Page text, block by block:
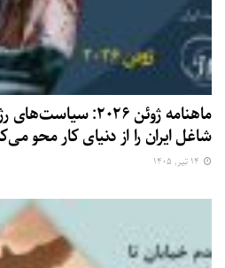
ماهنامه ژوئن ۲۰۲۶:
شاغل ایران را از دنیای کار محو